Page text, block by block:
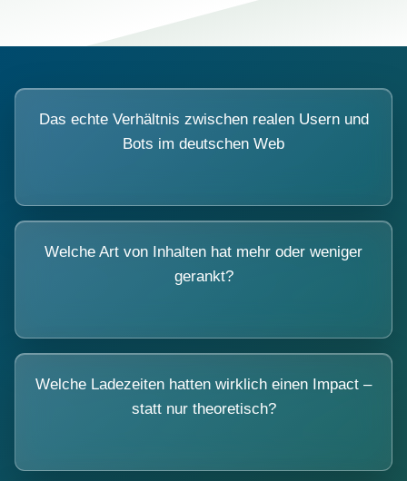
Das echte Verhältnis zwischen realen Usern und
Bots im deutschen Web
Welche Art von Inhalten hat mehr oder weniger
gerankt?
Welche Ladezeiten hatten wirklich einen Impact –
statt nur theoretisch?